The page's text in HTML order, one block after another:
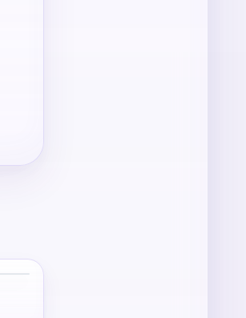
3 张